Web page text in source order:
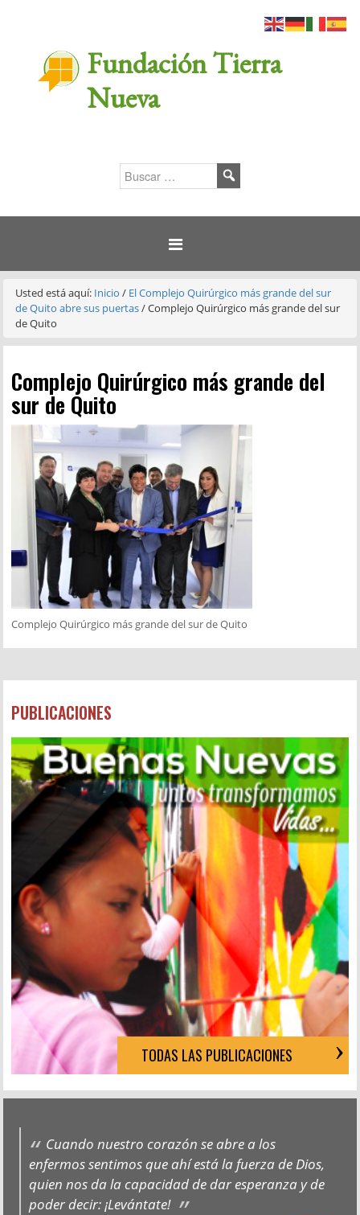
Fundación Tierra
Nueva
Usted está aquí: Inicio/ El Complejo Quirúrgico más grande del sur
de Quito abre sus puertas/Complejo Quirúrgico más grande del sur
de Quito
Complejo Quirúrgico más grande del
sur de Quito
Complejo Quirúrgico más grande del sur de Quito
PUBLICACIONES
TODAS LAS PUBLICACIONES
Cuando nuestro corazón se abre a los
enfermos sentimos que ahí está la fuerza de Dios,
quien nos da la capacidad de dar esperanza y de
poder decir: ¡Levántate!